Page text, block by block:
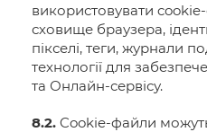
використовувати
сховище браузера,
пікселі, теги, журнали
технології для
та Онлайн-сервісу.
8.2. Cookie-файли